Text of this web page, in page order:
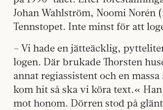
Johan Wahlström, Noomi Norén
Tennstopet. Inte minst för att
– Vi hade en jätteäcklig,
logen. Där brukade Thorsten
annat regiassistent och en
kom hit så ska vi köra text.«
mot honom. Dörren stod på